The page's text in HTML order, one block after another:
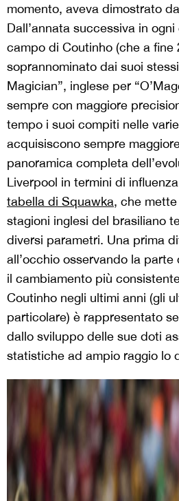
momento, aveva dimostrato
Dall’annata successiva in
campo di Coutinho (che a fine
soprannominato dai suoi
Magician”, inglese per
sempre con maggiore
tempo i suoi compiti nelle
acquisiscono sempre
panoramica completa
Liverpool in termini di
tabella di Squawka, che
stagioni inglesi del brasiliano
diversi parametri. Una prima
all’occhio osservando la
il cambiamento più
Coutinho negli ultimi anni (gli
particolare) è rappresentato
dallo sviluppo delle sue doti
statistiche ad ampio raggio lo